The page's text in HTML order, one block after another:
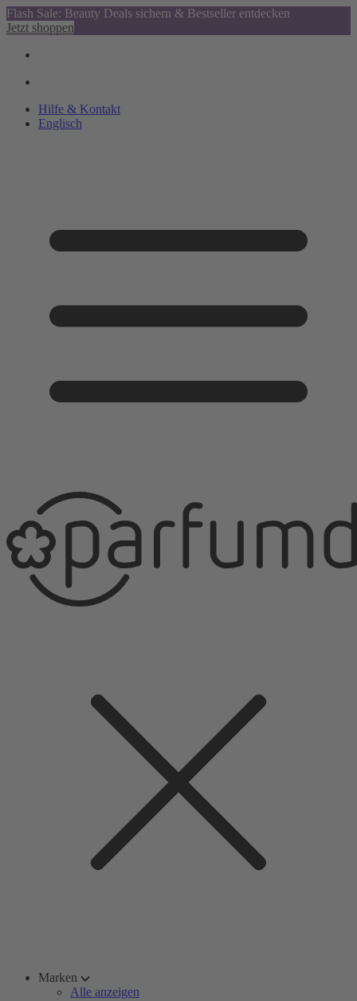
Flash Sale: Beauty Deals sichern & Bestseller entdecken
Jetzt shoppen
Hilfe & Kontakt
Englisch
Marken
Alle anzeigen